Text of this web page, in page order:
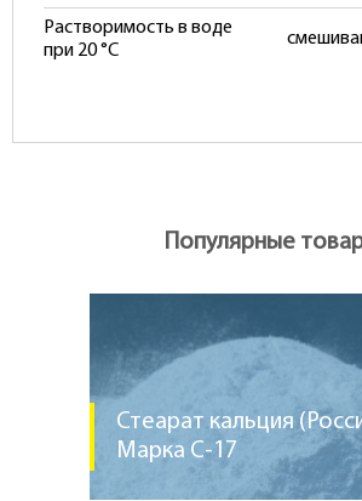
Растворимость в воде
при 20 °С
Популярные
Стеарат кальция
Марка С-17